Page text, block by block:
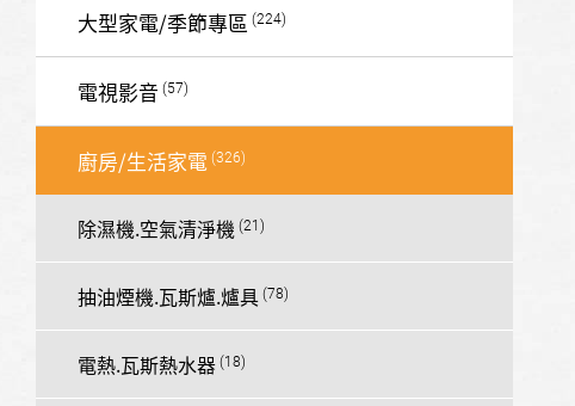
大型家電/季節專區
電視影音
廚房/生活家電
除濕機.空氣清淨機
抽油煙機.瓦斯爐.爐具
電熱.瓦斯熱水器